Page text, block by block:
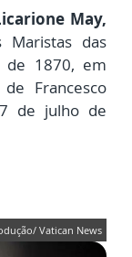
May,
Maristas das
de 1870, em
Francesco
de julho de
Vatican News